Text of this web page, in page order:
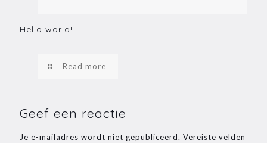
Hello world!
Read more
Geef een reactie
Je e-mailadres wordt niet gepubliceerd. Vereiste velden